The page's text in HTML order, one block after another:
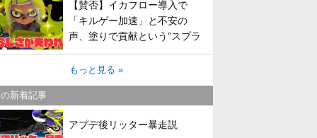
【賛否】イカフロー導入で
「キルゲー加速」と不安の
声、塗りで貢献という”スプラ
らしさ”は失われてしまうのか
もっと見る »
新着記事
アプデ後リッター暴走説